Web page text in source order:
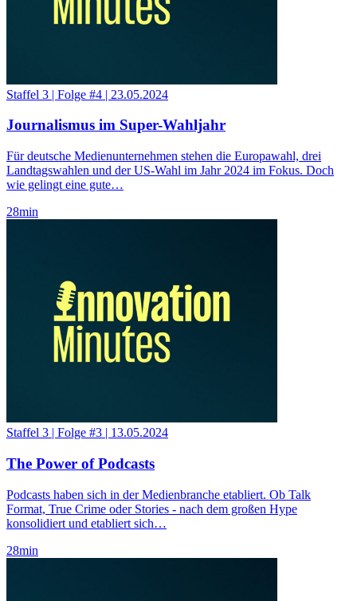
Staffel 3 | Folge #4 | 23.05.2024
Journalismus im Super-Wahljahr
Für deutsche Medienunternehmen stehen die Europawahl, drei
Landtagswahlen und der US-Wahl im Jahr 2024 im Fokus. Doch
wie gelingt eine gute…
28min
Staffel 3 | Folge #3 | 13.05.2024
The Power of Podcasts
Podcasts haben sich in der Medienbranche etabliert. Ob Talk
Format, True Crime oder Stories - nach dem großen Hype
konsolidiert und etabliert sich…
28min